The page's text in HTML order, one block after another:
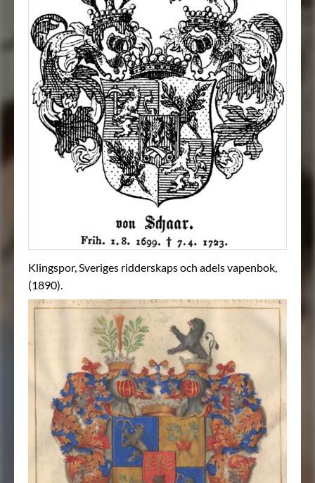
Klingspor, Sveriges ridderskaps och adels vapenbok,
(1890).